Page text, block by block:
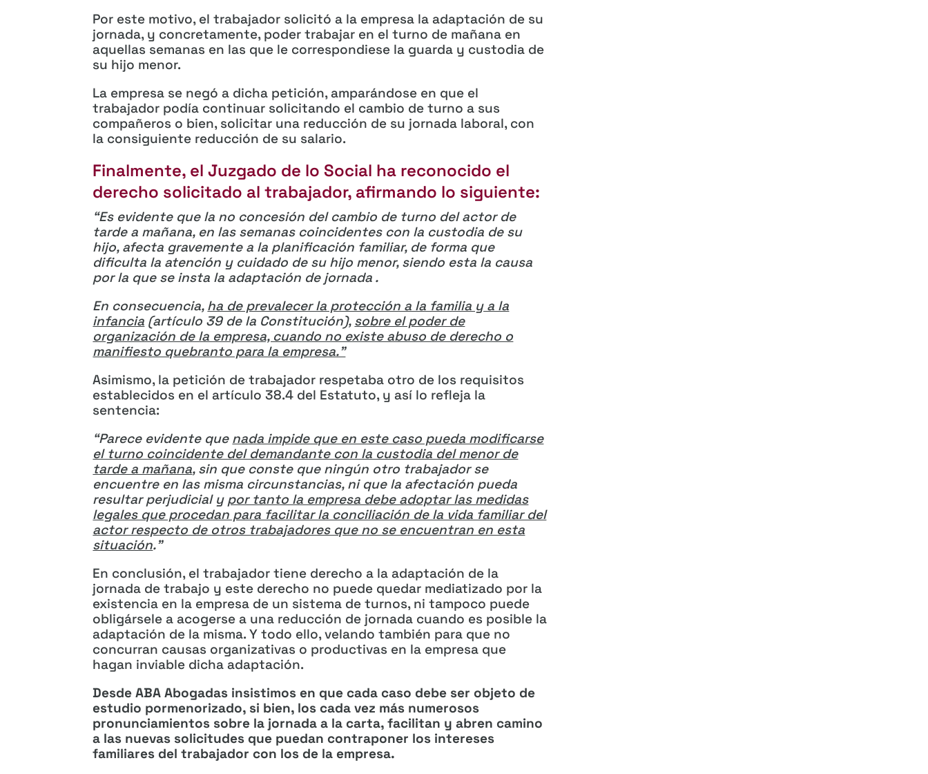
Por este motivo, el trabajador solicitó a la empresa la adaptación de su
jornada, y concretamente, poder trabajar en el turno de mañana en
aquellas semanas en las que le correspondiese la guarda y custodia de
su hijo menor.
La empresa se negó a dicha petición, amparándose en que el
trabajador podía continuar solicitando el cambio de turno a sus
compañeros o bien, solicitar una reducción de su jornada laboral, con
la consiguiente reducción de su salario.
Finalmente, el Juzgado de lo Social ha reconocido el
derecho solicitado al trabajador, afirmando lo siguiente:
“Es evidente que la no concesión del cambio de turno del actor de
tarde a mañana, en las semanas coincidentes con la custodia de su
hijo, afecta gravemente a la planificación familiar, de forma que
dificulta la atención y cuidado de su hijo menor, siendo esta la causa
por la que se insta la adaptación de jornada .
En consecuencia, ha de prevalecer la protección a la familia y a la
infancia (artículo 39 de la Constitución), sobre el poder de
organización de la empresa, cuando no existe abuso de derecho o
manifiesto quebranto para la empresa.”
Asimismo, la petición de trabajador respetaba otro de los requisitos
establecidos en el artículo 38.4 del Estatuto, y así lo refleja la
sentencia:
“Parece evidente que nada impide que en este caso pueda modificarse
el turno coincidente del demandante con la custodia del menor de
tarde a mañana, sin que conste que ningún otro trabajador se
encuentre en las misma circunstancias, ni que la afectación pueda
resultar perjudicial y por tanto la empresa debe adoptar las medidas
legales que procedan para facilitar la conciliación de la vida familiar del
actor respecto de otros trabajadores que no se encuentran en esta
situación.”
En conclusión, el trabajador tiene derecho a la adaptación de la
jornada de trabajo y este derecho no puede quedar mediatizado por la
existencia en la empresa de un sistema de turnos, ni tampoco puede
obligársele a acogerse a una reducción de jornada cuando es posible la
adaptación de la misma. Y todo ello, velando también para que no
concurran causas organizativas o productivas en la empresa que
hagan inviable dicha adaptación.
Desde ABA Abogadas insistimos en que cada caso debe ser objeto de
estudio pormenorizado, si bien, los cada vez más numerosos
pronunciamientos sobre la jornada a la carta, facilitan y abren camino
a las nuevas solicitudes que puedan contraponer los intereses
familiares del trabajador con los de la empresa.